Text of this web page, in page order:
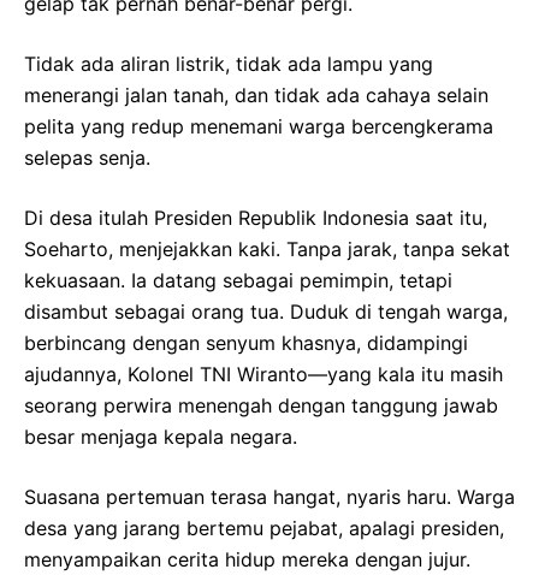
Tidak ada aliran listrik, tidak ada lampu yang
menerangi jalan tanah, dan tidak ada cahaya selain
pelita yang redup menemani warga bercengkerama
selepas senja.
Di desa itulah Presiden Republik Indonesia saat itu,
Soeharto, menjejakkan kaki. Tanpa jarak, tanpa sekat
kekuasaan. Ia datang sebagai pemimpin, tetapi
disambut sebagai orang tua. Duduk di tengah warga,
berbincang dengan senyum khasnya, didampingi
ajudannya, Kolonel TNI Wiranto—yang kala itu masih
seorang perwira menengah dengan tanggung jawab
besar menjaga kepala negara.
Suasana pertemuan terasa hangat, nyaris haru. Warga
desa yang jarang bertemu pejabat, apalagi presiden,
menyampaikan cerita hidup mereka dengan jujur.